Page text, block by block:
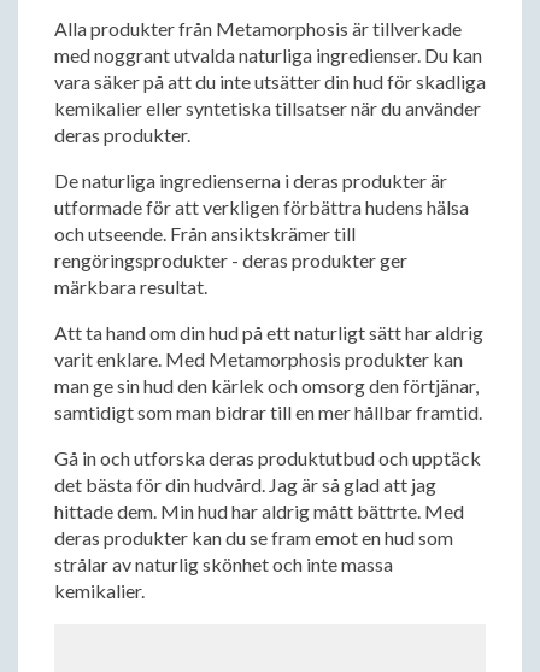
Alla produkter från Metamorphosis är tillverkade
med noggrant utvalda naturliga ingredienser. Du kan
vara säker på att du inte utsätter din hud för skadliga
kemikalier eller syntetiska tillsatser när du använder
deras produkter.
De naturliga ingredienserna i deras produkter är
utformade för att verkligen förbättra hudens hälsa
och utseende. Från ansiktskrämer till
rengöringsprodukter - deras produkter ger
märkbara resultat.
Att ta hand om din hud på ett naturligt sätt har aldrig
varit enklare. Med Metamorphosis produkter kan
man ge sin hud den kärlek och omsorg den förtjänar,
samtidigt som man bidrar till en mer hållbar framtid.
Gå in och utforska deras produktutbud och upptäck
det bästa för din hudvård. Jag är så glad att jag
hittade dem. Min hud har aldrig mått bättrte. Med
deras produkter kan du se fram emot en hud som
strålar av naturlig skönhet och inte massa
kemikalier.